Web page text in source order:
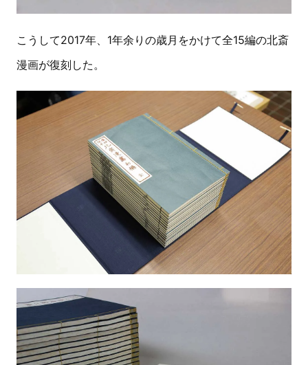
こうして2017年、1年余りの歳月をかけて全15編の北斎
漫画が復刻した。